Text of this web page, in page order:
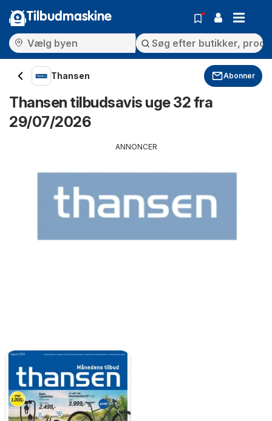
Tilbudmaskine
Thansen Abonner
Thansen tilbudsavis uge 32 fra
29/07/2026
ANNONCER